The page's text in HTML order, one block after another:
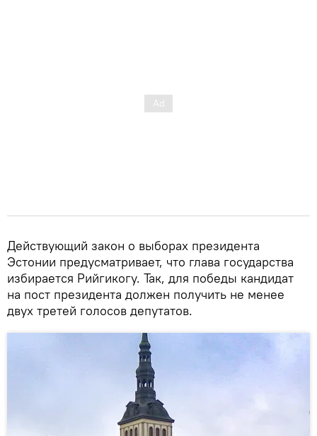
Действующий закон о выборах президента
Эстонии предусматривает, что глава государства
избирается Рийгикогу. Так, для победы кандидат
на пост президента должен получить не менее
двух третей голосов депутатов.